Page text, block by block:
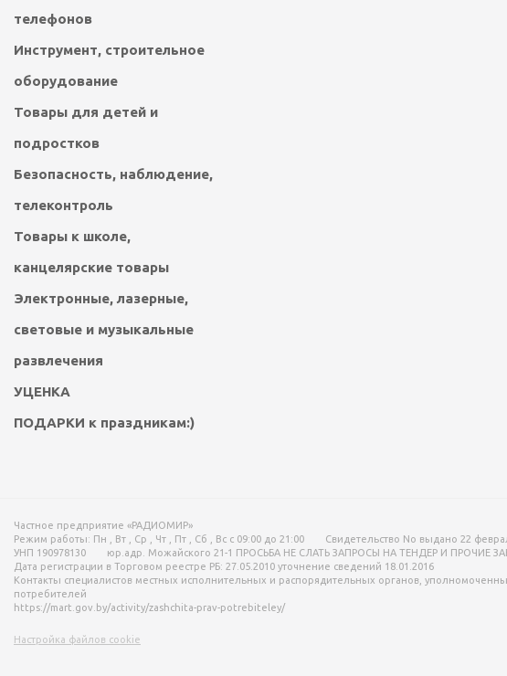
телефонов
Инструмент, строительное
оборудование
Товары для детей и
подростков
Безопасность, наблюдение,
телеконтроль
Товары к школе,
канцелярские товары
Электронные, лазерные,
световые и музыкальные
развлечения
УЦЕНКА
ПОДАРКИ к праздникам:)
Частное предприятие «РАДИОМИР»
Режим работы: Пн , Вт , Ср , Чт , Пт , Сб , Вс c 09:00 до 21:00
Свидетельство No выдано 22
УНП 190978130
юр.адр. Можайского 21-1 ПРОСЬБА НЕ СЛАТЬ ЗАПРОСЫ НА ТЕНДЕР И ПРОЧИЕ
Дата регистрации в Торговом реестре РБ: 27.05.2010 уточнение сведений 18.01.2016
Контакты специалистов местных исполнительных и распорядительных органов,
потребителей
https://mart.gov.by/activity/zashchita-prav-potrebiteley/
Настройка файлов cookie